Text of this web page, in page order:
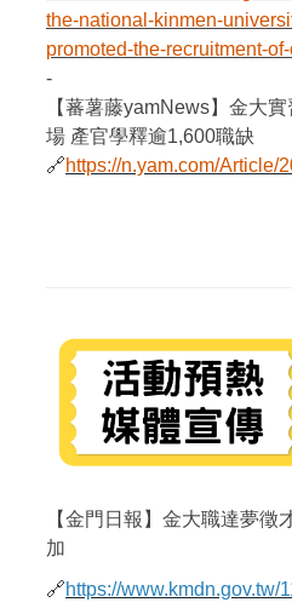
the-national-kinmen-
promoted-the-recruitment-
-
【蕃薯藤yamNews】金大
場 產官學釋逾1,600職缺
🔗https://n.yam.com/Article/
【金門日報】金大職達夢徵
加
🔗https://www.kmdn.gov.tw/